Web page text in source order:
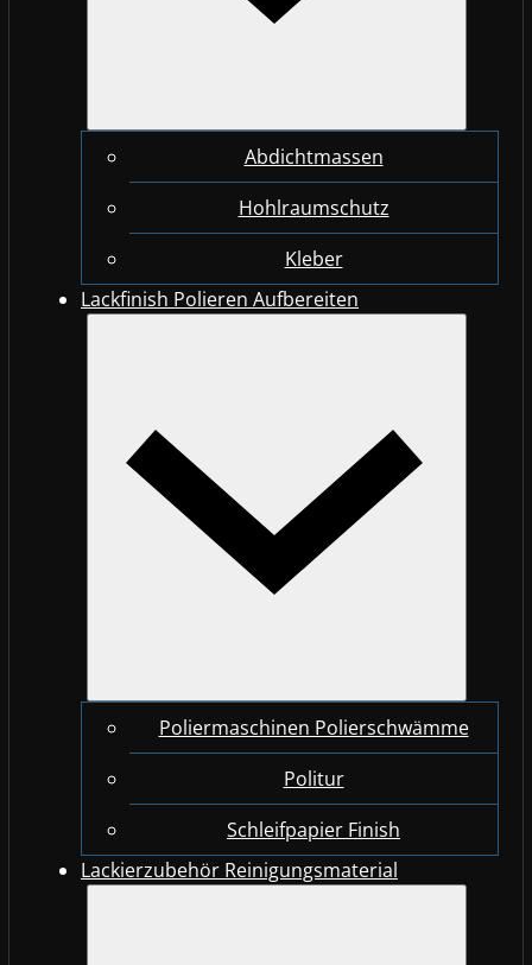
Abdichtmassen
Hohlraumschutz
Kleber
Lackfinish Polieren Aufbereiten
Poliermaschinen Polierschwämme
Politur
Schleifpapier Finish
Lackierzubehör Reinigungsmaterial